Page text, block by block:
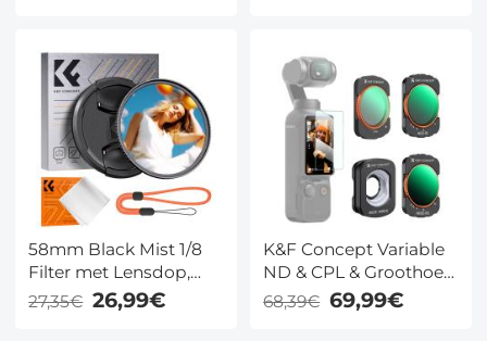
coatings Nano-Klear-
serie
Security Camera Kleur
Nachtzicht &amp;
14400mAh
Ingebouwde batterij
58mm Black Mist 1/8
Filter met Lensdop,
voor Cinematic Effect,
Ideaal voor Video, Vlog
27,35€ 26,99€
K&F Concept Variable
ND & CPL & Groothoek
Lens Kit voor DJI
Osmo Pocket 3 Creator
68,39€ 69,99€